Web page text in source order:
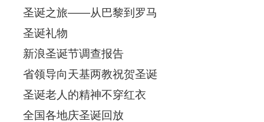
圣诞之旅——从巴黎到罗马
圣诞礼物
新浪圣诞节调查报告
省领导向天基两教祝贺圣诞
圣诞老人的精神不穿红衣
全国各地庆圣诞回放